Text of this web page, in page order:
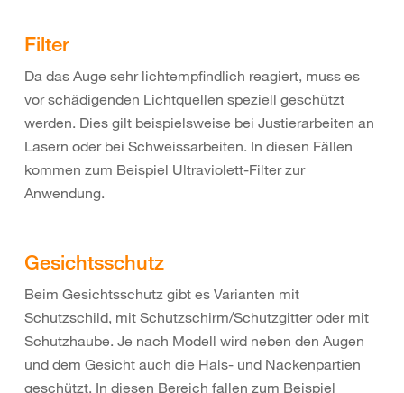
Filter
Da das Auge sehr lichtempfindlich reagiert, muss es
vor schädigenden Lichtquellen speziell geschützt
werden. Dies gilt beispielsweise bei Justierarbeiten an
Lasern oder bei Schweissarbeiten. In diesen Fällen
kommen zum Beispiel Ultraviolett-Filter zur
Anwendung.
Gesichtsschutz
Beim Gesichtsschutz gibt es Varianten mit
Schutzschild, mit Schutzschirm/Schutzgitter oder mit
Schutzhaube. Je nach Modell wird neben den Augen
und dem Gesicht auch die Hals- und Nackenpartien
geschützt. In diesen Bereich fallen zum Beispiel